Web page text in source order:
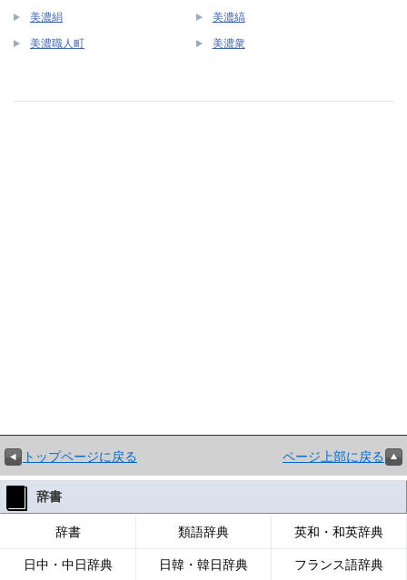
美濃絹 美濃縞
美濃職人町 美濃衆
トップページに戻る ページ上部に戻る
辞書
辞書 類語辞典 英和・和英辞典
日中・中日辞典 日韓・韓日辞典 フランス語辞典